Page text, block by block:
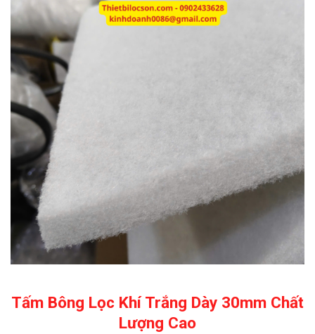
Tấm Bông Lọc Khí Trắng Dày 30mm Chất
Lượng Cao